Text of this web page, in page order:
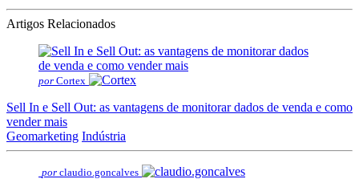
Artigos Relacionados
por Cortex
Sell In e Sell Out: as vantagens de monitorar dados de venda e como
vender mais
Geomarketing Indústria
por claudio.goncalves